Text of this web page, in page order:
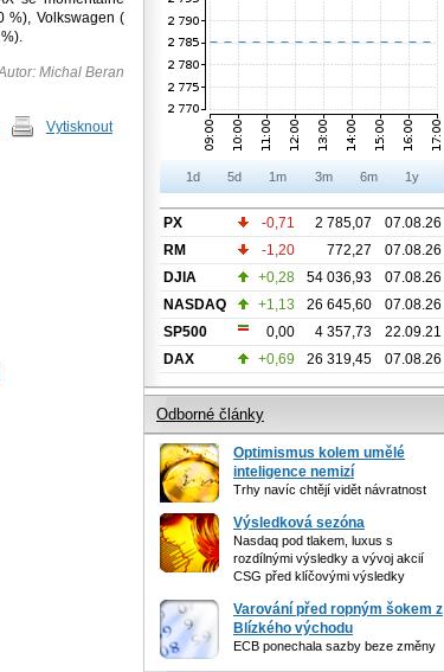
%), Volkswagen (
Michal Beran
Vytisknout
1d 5d 1m 3m 6m 1y
PX -0,71 2 785,07
07.08.26
RM
-1,20 772,27
07.08.26
DJIA
+0,28 54 036,93
07.08.26
NASDAQ
+1,13 26 645,60
07.08.26
SP500
0,00 4 357,73
22.09.21
DAX
+0,69 26 319,45 07.08.26
Odborné články
Optimismus kolem umělé
inteligence nemizí
Trhy navíc chtějí vidět návratnost
Výsledková sezóna
Nasdaq pod tlakem, luxus s
rozdílnými výsledky a vývoj akcií
CSG před klíčovými výsledky
Varování před ropným šokem z
Blízkého východu
ECB ponechala sazby beze změny